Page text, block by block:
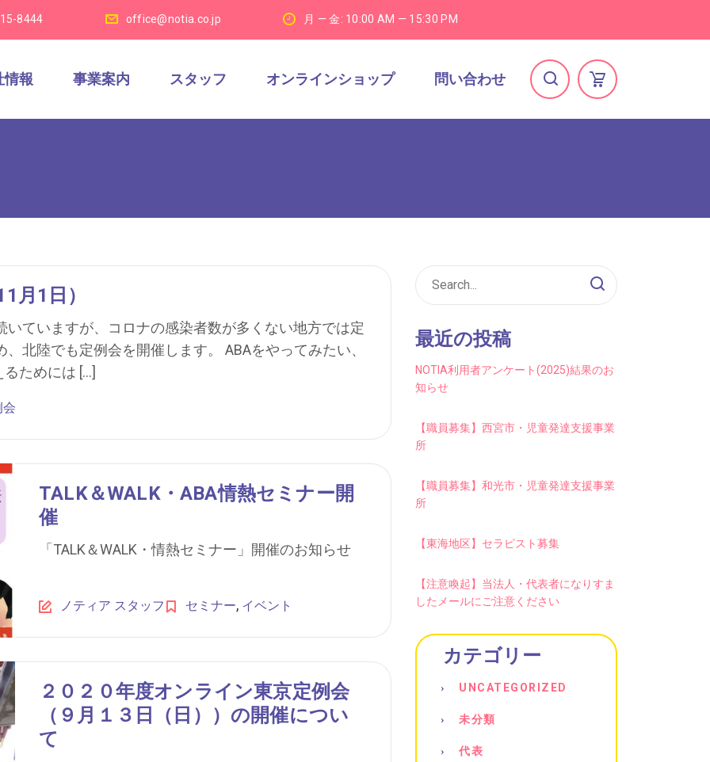
8444 office@notia.co.jp 月 — 金: 10:00 AM — 15:30 PM
情報 事業案内 スタッフ オンラインショップ 問い合わせ
月1日）
いていますが、コロナの感染者数が多くない地方では定
北陸でも定例会を開催します。 ABAをやってみたい、
ためには […]
会
TALK＆WALK・ABA情熱セミナー開
催
「TALK＆WALK・情熱セミナー」開催のお知らせ
ノティア スタッフ セミナー, イベント
２０２０年度オンライン東京定例会
（９月１３日（日））の開催につい
て
最近の投稿
NOTIA利用者アンケート(2025)結果のお
知らせ
【職員募集】西宮市・児童発達支援事業
所
【職員募集】和光市・児童発達支援事業
所
【東海地区】セラピスト募集
【注意喚起】当法人・代表者になりすま
したメールにご注意ください
カテゴリー
UNCATEGORIZED
未分類
代表